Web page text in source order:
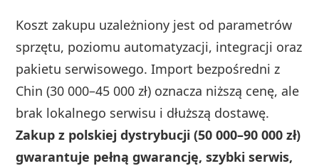
Koszt zakupu uzależniony jest od parametrów
sprzętu, poziomu automatyzacji, integracji oraz
pakietu serwisowego. Import bezpośredni z
Chin (30 000–45 000 zł) oznacza niższą cenę, ale
brak lokalnego serwisu i dłuższą dostawę.
Zakup z polskiej dystrybucji (50 000–90 000 zł)
gwarantuje pełną gwarancję, szybki serwis,